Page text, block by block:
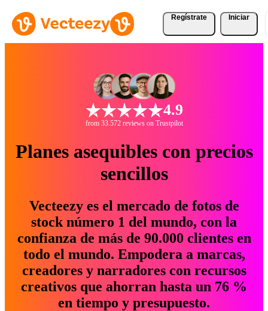
Regístrate Iniciar
4.9
from 33.572 reviews on Trustpilot
Planes asequibles con precios
sencillos
Vecteezy es el mercado de fotos de
stock número 1 del mundo, con la
confianza de más de 90.000 clientes en
todo el mundo. Empodera a marcas,
creadores y narradores con recursos
creativos que ahorran hasta un 76 %
en tiempo y presupuesto.